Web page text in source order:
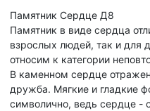
Памятник Сердце Д8
Памятник в виде сердца
взрослых людей, так и для
относим к категории
В каменном сердце
дружба. Мягкие и гладкие
символично, ведь сердце -